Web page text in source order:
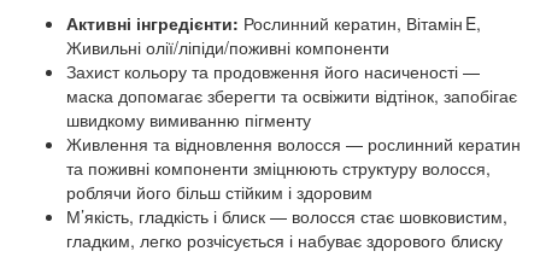
Активні інгредієнти: Рослинний кератин, Вітамін E,
Живильні олії/ліпіди/поживні компоненти
Захист кольору та продовження його насиченості —
маска допомагає зберегти та освіжити відтінок, запобігає
швидкому вимиванню пігменту
Живлення та відновлення волосся — рослинний кератин
та поживні компоненти зміцнюють структуру волосся,
роблячи його більш стійким і здоровим
М’якість, гладкість і блиск — волосся стає шовковистим,
гладким, легко розчісується і набуває здорового блиску